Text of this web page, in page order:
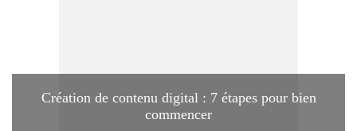
Création de contenu digital : 7 étapes pour bien
commencer